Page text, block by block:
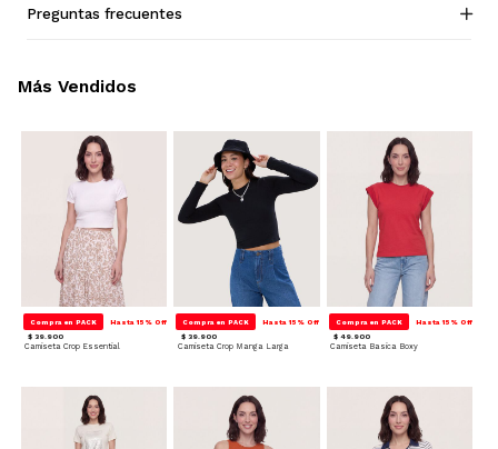
Preguntas frecuentes
Compra en PACK Hasta 15% Off
$ 39.900
Camiseta Crop Essential
Compra en PACK Hasta 15% Off
$ 39.900
Camiseta Crop Manga Larga
Compra en PACK Hasta 15% Off
$ 49.900
Camiseta Basica Boxy
Más Vendidos